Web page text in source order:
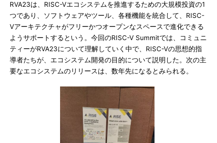
RVA23は、RISC-Vエコシステムを推進するための大規模投資の1
つであり、ソフトウェアやツール、各種機能を統合して、RISC-
Vアーキテクチャがフリーかつオープンなスペースで進化できる
ようサポートするという。今回のRISC-V Summitでは、コミュニ
ティーがRVA23について理解していく中で、RISC-Vの思想的指
導者たちが、エコシステム開発の目的について説明した。次の主
要なエコシステムのリリースは、数年先になるとみられる。